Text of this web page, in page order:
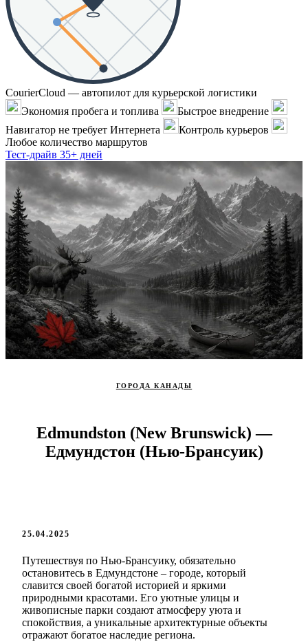
CourierCloud — автопилот для курьерской логистики
Экономия пробега и топлива
Быстрое внедрение
Навигатор не требует Интернета
Контроль курьеров
Любое количество маршрутов
Тест-драйв 35+ дней
ГОРОДА КАНАДЫ
Edmundston (New Brunswick) —
Едмундстон (Нью-Брансуик)
25.04.2025
Путешествуя по Нью-Брансуику, обязательно
остановитесь в Едмундстоне – городе, который
славится своей богатой историей и яркими
природными красотами. Его уютные улицы и
живописные парки создают атмосферу уюта и
спокойствия, а уникальные архитектурные объекты
отражают богатое наследие региона.